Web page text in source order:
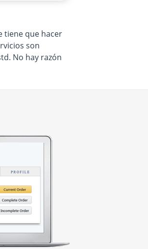
tiene que hacer
son
No hay razón